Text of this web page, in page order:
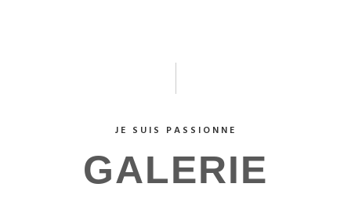
JE SUIS PASSIONNE
GALERIE